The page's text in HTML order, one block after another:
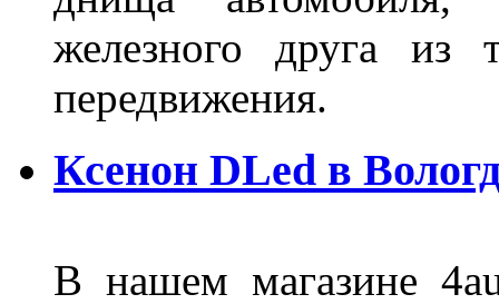
железного друга из
передвижения.
Ксенон DLed в
В нашем магазине